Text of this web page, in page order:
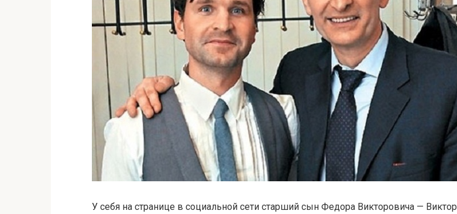
У себя на странице в социальной сети старший сын Федора Викторовича — Виктор